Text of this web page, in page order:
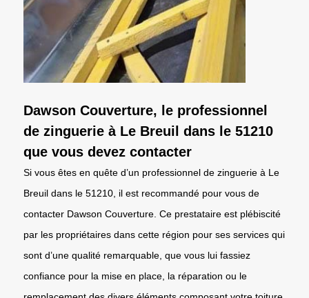
Dawson Couverture, le professionnel
de zinguerie à Le Breuil dans le 51210
que vous devez contacter
Si vous êtes en quête d’un professionnel de zinguerie à Le
Breuil dans le 51210, il est recommandé pour vous de
contacter Dawson Couverture. Ce prestataire est plébiscité
par les propriétaires dans cette région pour ses services qui
sont d’une qualité remarquable, que vous lui fassiez
confiance pour la mise en place, la réparation ou le